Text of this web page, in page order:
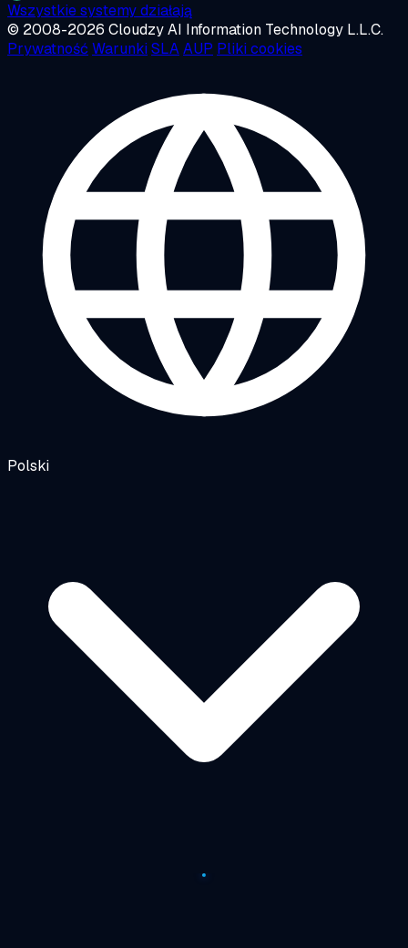
Wszystkie systemy działają
© 2008-2026 Cloudzy AI Information Technology L.L.C.
Prywatność Warunki SLAAUP Pliki cookies
Polski